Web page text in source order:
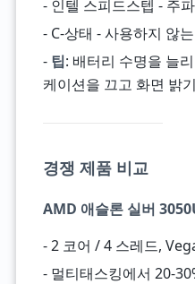
- 인텔 스피드스텝 - 주
- C-상태 - 사용하지 않
- 팁: 배터리 수명을 늘
케이션을 끄고 화면 밝
경쟁 제품 비교
AMD 애슬론 실버
- 2 코어 / 4 스레드,
- 멀티태스킹에서 20-